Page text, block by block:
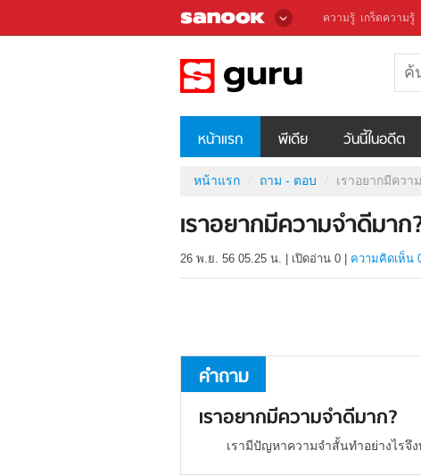
ความรู้ เกร็ดความรู้
หน้าแรก พีเดีย วันนี้ในอดีต
หน้าแรก ถาม - ตอบ เราอยากมีควา
เราอยากมีความจำดีมาก
26 พ.ย. 56 05.25 น. เปิดอ่าน 0 ความคิดเห็น
คำถาม
เราอยากมีความจำดีมาก?
เรามีปัญหาความจำสั้นทำอย่างไรจึ